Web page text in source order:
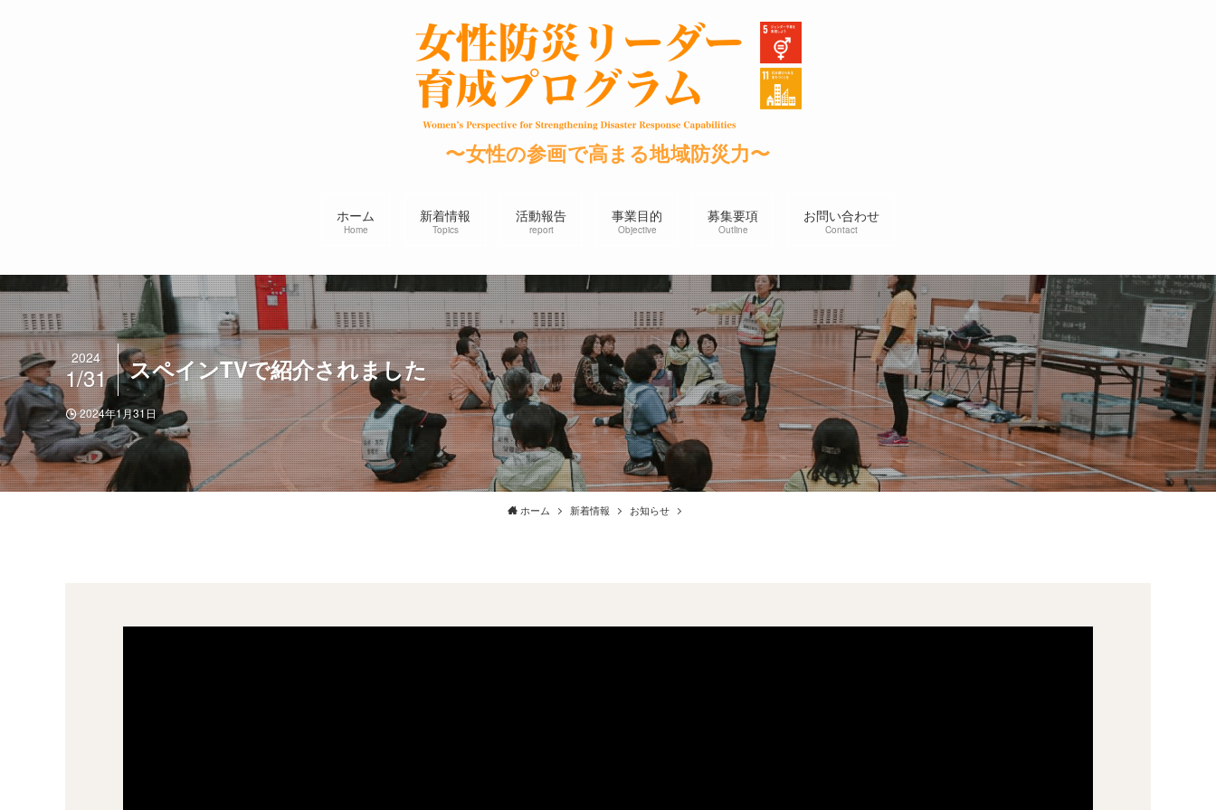
〜女性の参画で高まる地域防災力〜
ホーム
Home
新着情報
Topics
活動報告
report
事業目的
Objective
募集要項
Outline
お問い合わせ
Contact
スペインTVで紹介されました
2024
1/31
2024年1月31日
ホーム 新着情報 お知らせ